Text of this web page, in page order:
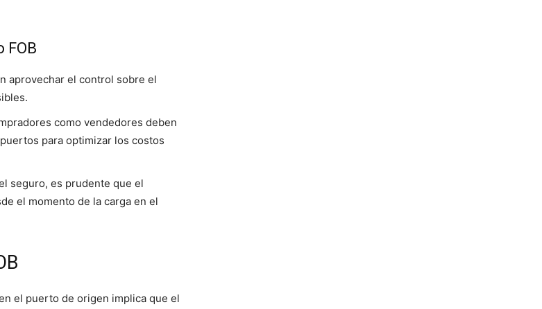
FOB
aprovechar el control sobre el
como vendedores deben
para optimizar los costos
seguro, es prudente que el
el momento de la carga en el
el puerto de origen implica que el